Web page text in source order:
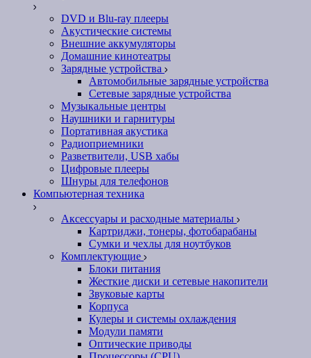
DVD и Blu-ray плееры
Акустические системы
Внешние аккумуляторы
Домашние кинотеатры
Зарядные устройства
Автомобильные зарядные устройства
Сетевые зарядные устройства
Музыкальные центры
Наушники и гарнитуры
Портативная акустика
Радиоприемники
Разветвители, USB хабы
Цифровые плееры
Шнуры для телефонов
Компьютерная техника
Аксессуары и расходные материалы
Картриджи, тонеры, фотобарабаны
Сумки и чехлы для ноутбуков
Комплектующие
Блоки питания
Жесткие диски и сетевые накопители
Звуковые карты
Корпуса
Кулеры и системы охлаждения
Модули памяти
Оптические приводы